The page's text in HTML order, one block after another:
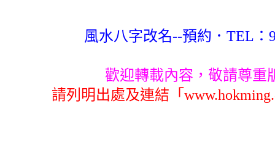
風水八字改名--預約．TEL：
歡迎轉載內容，敬請尊重
請列明出處及連結「